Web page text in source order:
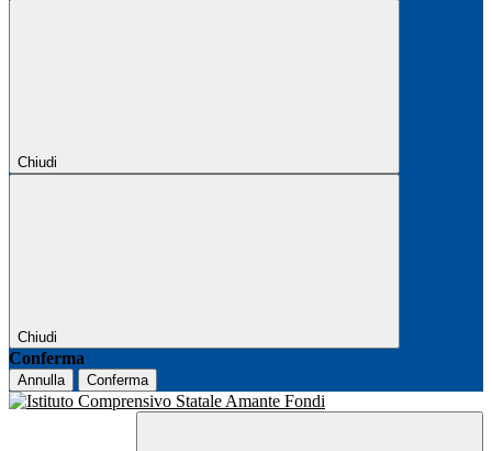
Chiudi
Chiudi
Conferma
Annulla Conferma